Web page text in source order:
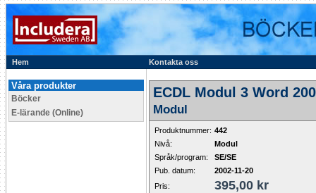
Hem Kontakta oss
Våra produkter
Böcker
E-lärande (Online)
ECDL Modul 3 Word
Modul
Produktnummer: 442
Nivå:
Modul
Språk/program:
SE/SE
Pub. datum:
2002-11-20
Pris:
395,00 kr